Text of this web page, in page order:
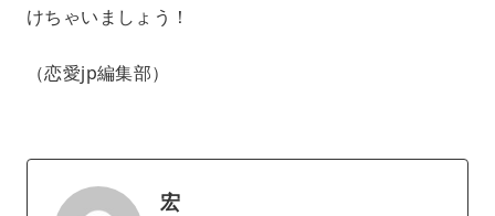
けちゃいましょう！
（恋愛jp編集部）
宏